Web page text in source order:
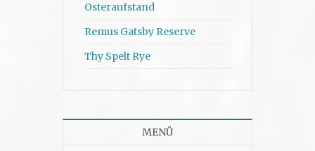
Osteraufstand
Remus Gatsby Reserve
Thy Spelt Rye
MENÜ